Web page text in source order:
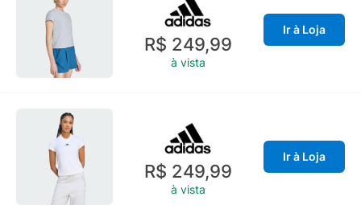
R$ 249,99
à vista
Ir à Loja
R$ 249,99
à vista
Ir à Loja